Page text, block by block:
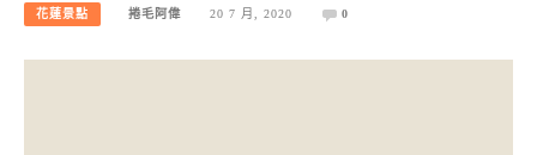
花蓮景點 捲毛阿偉 20 7 月, 2020 0